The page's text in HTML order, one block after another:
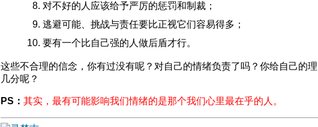
对不好的人应该给予严厉的惩罚和制裁；
逃避可能、挑战与责任要比正视它们容易得多；
要有一个比自己强的人做后盾才行。
这些不合理的信念，你有过没有呢？对自己的情绪负责了吗？你给自己的
几分呢？
PS： 其实，最有可能影响我们情绪的是那个我们心里最在乎的人。